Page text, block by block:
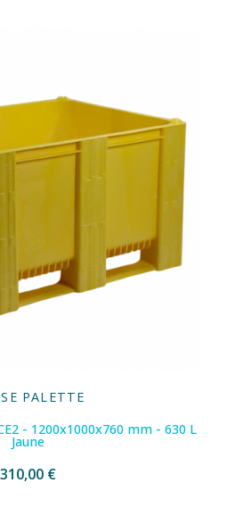
PALETTE
- 1200x1000x760 mm - 630 L
Jaune
310,00 €